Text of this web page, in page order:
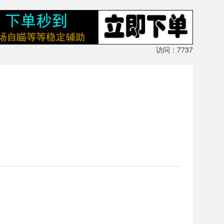
访问：7737